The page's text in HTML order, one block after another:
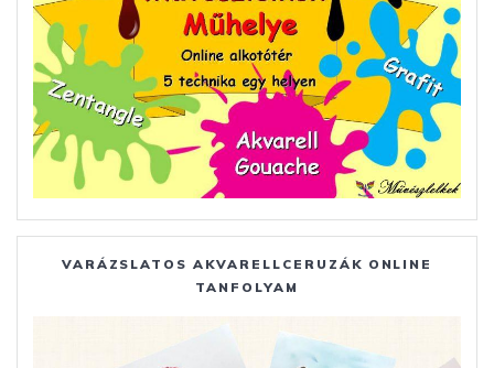
VARÁZSLATOS AKVARELLCERUZÁK ONLINE
TANFOLYAM